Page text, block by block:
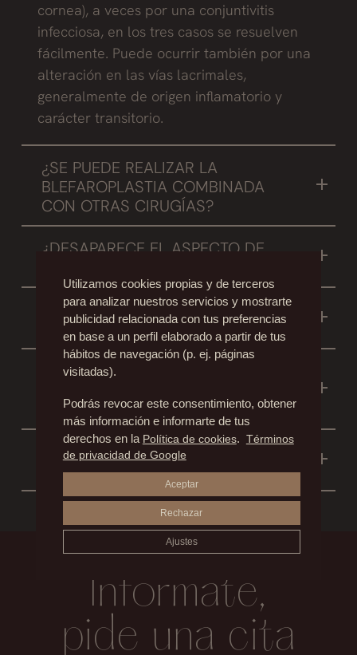
cornea), a veces por una conjuntivitis
infecciosa, en los tres casos se resuelven
fácilmente. Puede ocurrir también por una
alteración en las vías lacrimales,
generalmente de origen inflamatorio y
carácter transitorio.
¿SE PUEDE REALIZAR LA
BLEFAROPLASTIA COMBINADA
CON OTRAS CIRUGÍAS?
procedimientos quirúrgicos como liffting facial.
¿DESAPARECE EL ASPECTO DE
Si, el ojo recupera luminosidad y desaparece
el aspecto de agotamiento que se asocia al
envejecimiento de los párpados.
¿SE QUITAN LAS PATAS DE
GALLO?
No, para conseguir este resultado se debe
asociar a un tratamiento de lifting de cola de
ceja y mejillas.
¿DESAPARECEN TODAS LAS
INFERIOR Y LAS OJERAS?
No, a veces es imposible quitar todo el exceso
de piel, para evitar el efecto de “Ojo
redondo”. Las ojeras son pigmentos
depositados a este nivel que requieren un
tratamiento diferente.
¿SE CONSIGUEN UNOS OJOS
ALMENDRADOS?
La blefaroplastia no cambia la forma del ojo,
para ello es necesario subir el ángulo externo
del ojo mediante un procedimiento quirúrgico
Infórmate,
pide una cita
Utilizamos cookies propias y de terceros
para analizar nuestros servicios y mostrarte
publicidad relacionada con tus preferencias
en base a un perfil elaborado a partir de tus
hábitos de navegación (p. ej. páginas
visitadas).
Podrás revocar este consentimiento, obtener
más información e informarte de tus
derechos en la Política de cookies. Términos
de privacidad de Google
Aceptar
Rechazar
Ajustes